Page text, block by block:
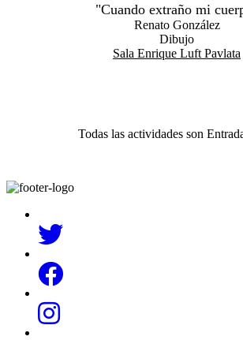
"Cuando extraño mi
Renato González
Dibujo
Sala Enrique Luft Pavlata
Todas las actividades son